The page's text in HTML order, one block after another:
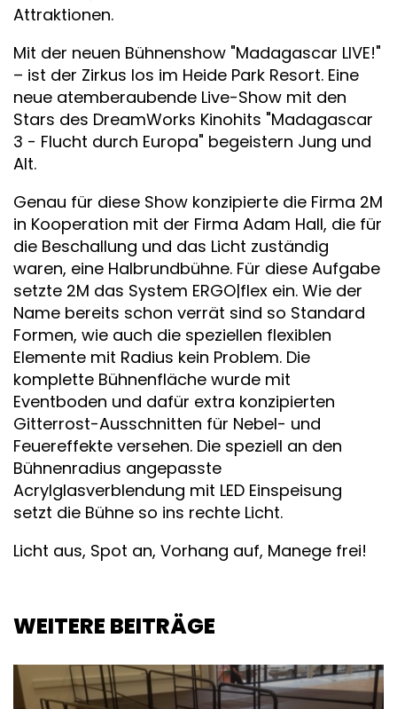
Attraktionen.
Mit der neuen Bühnenshow "Madagascar LIVE!"
– ist der Zirkus los im Heide Park Resort. Eine
neue atemberaubende Live-Show mit den
Stars des DreamWorks Kinohits "Madagascar
3 - Flucht durch Europa" begeistern Jung und
Alt.
Genau für diese Show konzipierte die Firma 2M
in Kooperation mit der Firma Adam Hall, die für
die Beschallung und das Licht zuständig
waren, eine Halbrundbühne. Für diese Aufgabe
setzte 2M das System ERGO|flex ein. Wie der
Name bereits schon verrät sind so Standard
Formen, wie auch die speziellen flexiblen
Elemente mit Radius kein Problem. Die
komplette Bühnenfläche wurde mit
Eventboden und dafür extra konzipierten
Gitterrost-Ausschnitten für Nebel- und
Feuereffekte versehen. Die speziell an den
Bühnenradius angepasste
Acrylglasverblendung mit LED Einspeisung
setzt die Bühne so ins rechte Licht.
Licht aus, Spot an, Vorhang auf, Manege frei!
WEITERE BEITRÄGE